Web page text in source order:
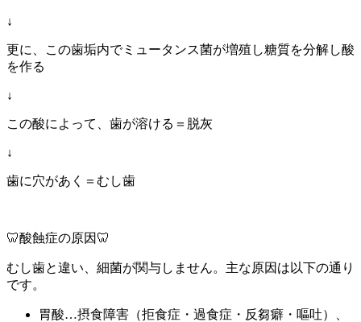
↓
更に、この歯垢内でミュータンス菌が増殖し糖質を分解し酸
を作る
↓
この酸によって、歯が溶ける＝脱灰
↓
歯に穴があく＝むし歯
🦷酸蝕症の原因🦷
むし歯と違い、細菌が関与しません。主な原因は以下の通り
です。
胃酸…摂食障害（拒食症・過食症・反芻癖・嘔吐）、